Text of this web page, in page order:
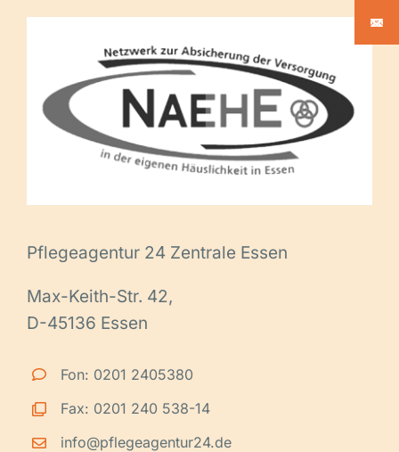
Pflegeagentur 24 Zentrale Essen
Max-Keith-Str. 42,
D-45136 Essen
Fon: 0201 2405380
Fax: 0201 240 538-14
info@pflegeagentur24.de